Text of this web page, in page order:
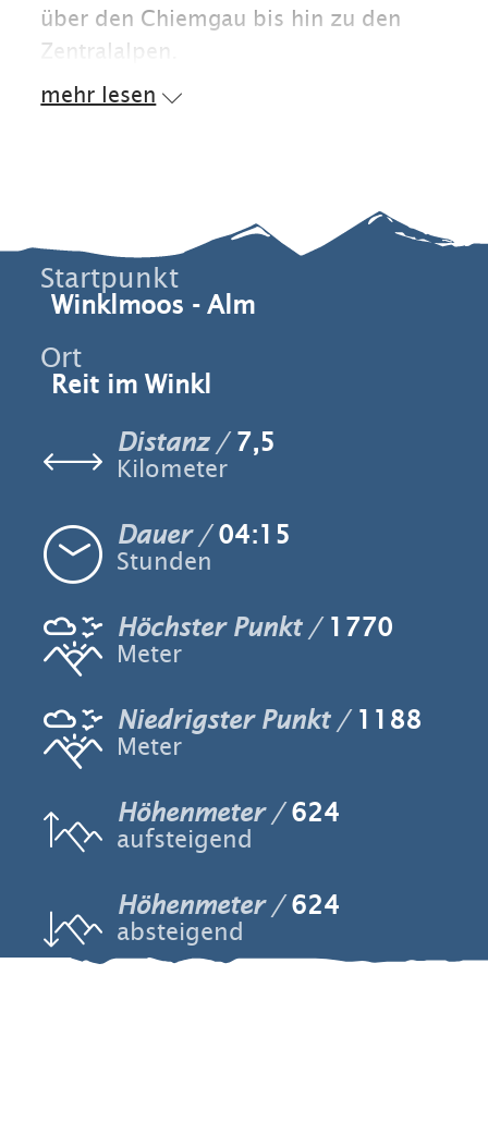
über den Chiemgau bis hin zu den
Zentralalpen.
mehr lesen
Startpunkt
Winklmoos - Alm
Ort
Reit im Winkl
Distanz
7,5
Kilometer
Dauer 04:15
Stunden
Höchster Punkt 1770
Meter
Niedrigster Punkt 1188
Meter
Höhenmeter 624
aufsteigend
Höhenmeter 624
absteigend